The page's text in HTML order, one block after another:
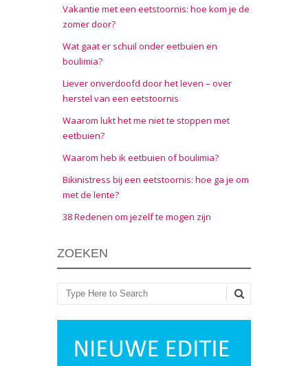
Vakantie met een eetstoornis: hoe kom je de
zomer door?
Wat gaat er schuil onder eetbuien en
boulimia?
Liever onverdoofd door het leven – over
herstel van een eetstoornis
Waarom lukt het me niet te stoppen met
eetbuien?
Waarom heb ik eetbuien of boulimia?
Bikinistress bij een eetstoornis: hoe ga je om
met de lente?
38 Redenen om jezelf te mogen zijn
ZOEKEN
Zoeken